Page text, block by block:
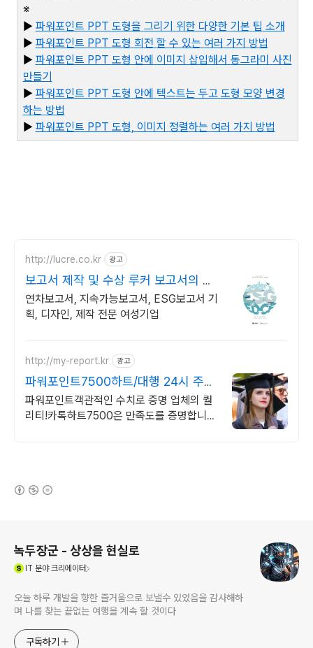
※
▶ 파워포인트 PPT 도형을 그리기 위한 다양한 기본 팁 소개
▶ 파워포인트 PPT 도형 회전 할 수 있는 여러 가지 방법
▶ 파워포인트 PPT 도형 안에 이미지 삽입해서 동그라미 사진
만들기
▶ 파워포인트 PPT 도형 안에 텍스트는 두고 도형 모양 변경
하는 방법
▶ 파워포인트 PPT 도형, 이미지 정렬하는 여러 가지 방법
http://lucre.co.kr 광고
보고서 제작 및 수상 루커 보고서의 명
가
연차보고서, 지속가능보고서, ESG보고서 기
획, 디자인, 제작 전문 여성기업
http://my-report.kr 광고
파워포인트7500하트/대행 24시 주말
상담 가능 저렴
파워포인트객관적인 수치로 증명 업체의 퀄
리티!카톡하트7500은 만족도를 증명합니다
녹두장군 - 상상을 현실로
IT 분야 크리에이터
오늘 하루 개발을 향한 즐거움으로 보낼수 있었음을 감사해하
며 나를 찾는 끝없는 여행을 계속 할 것이다
구독하기